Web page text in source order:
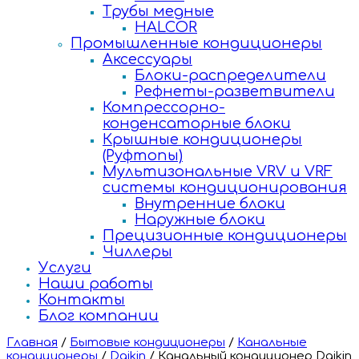
Трубы медные
HALCOR
Промышленные кондиционеры
Аксессуары
Блоки-распределители
Рефнеты-разветвители
Компрессорно-
конденсаторные блоки
Крышные кондиционеры
(Руфтопы)
Мультизональные VRV и VRF
системы кондиционирования
Внутренние блоки
Наружные блоки
Прецизионные кондиционеры
Чиллеры
Услуги
Наши работы
Контакты
Блог компании
Главная / Бытовые кондиционеры / Канальные
кондиционеры / Daikin / Канальный кондиционер Daikin